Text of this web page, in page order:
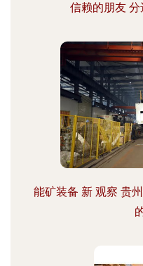
信赖的朋友
能矿装备 新 观察 贵